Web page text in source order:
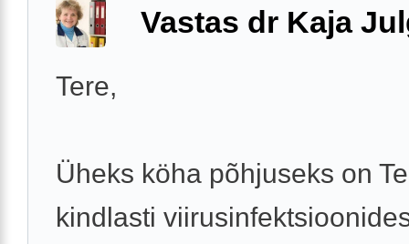
Vastas dr Kaja
Tere,
Üheks köha põhjuseks on
kindlasti